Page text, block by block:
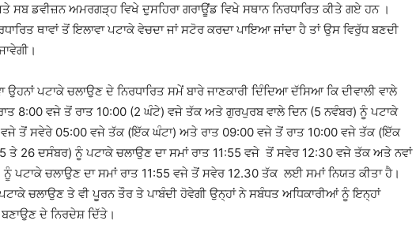
ਡਵੀਜ਼ਨ ਅਮਰਗੜ੍ਹ ਵਿਖੇ ਦੁਸਹਿਰਾ ਗਰਾਊਂਡ ਵਿਖੇ ਸਥਾਨ ਨਿਰਧਾਰਿਤ ਕੀਤੇ ਗਏ ਹਨ ।
ਥਾਵਾਂ ਤੋਂ ਇਲਾਵਾ ਪਟਾਕੇ ਵੇਚਦਾ ਜਾਂ ਸਟੋਰ ਕਰਦਾ ਪਾਇਆ ਜਾਂਦਾ ਹੈ ਤਾਂ ਉਸ ਵਿਰੁੱਧ ਬਣਦੀ
ਚਲਾਉਣ ਦੇ ਨਿਰਧਾਰਿਤ ਸਮੇਂ ਬਾਰੇ ਜਾਣਕਾਰੀ ਦਿੰਦਿਆ ਦੱਸਿਆ ਕਿ ਦੀਵਾਲੀ ਵਾਲੇ
8:00 ਵਜੇ ਤੋਂ ਰਾਤ 10:00 (2 ਘੰਟੇ) ਵਜੇ ਤੱਕ ਅਤੇ ਗੁਰਪੁਰਬ ਵਾਲੇ ਦਿਨ (5 ਨਵੰਬਰ) ਨੂੰ ਪਟਾਕੇ
ਵਜੇ ਤੋਂ ਸਵੇਰੇ 05:00 ਵਜੇ ਤੱਕ (ਇੱਕ ਘੰਟਾ) ਅਤੇ ਰਾਤ 09:00 ਵਜੇ ਤੋਂ ਰਾਤ 10:00 ਵਜੇ ਤੱਕ (ਇੱਕ
ਤੇ 26 ਦਸੰਬਰ) ਨੂੰ ਪਟਾਕੇ ਚਲਾਉਣ ਦਾ ਸਮਾਂ ਰਾਤ 11:55 ਵਜੇ ਤੋਂ ਸਵੇਰ 12:30 ਵਜੇ ਤੱਕ ਅਤੇ ਨਵਾਂ
ਪਟਾਕੇ ਚਲਾਉਣ ਦਾ ਸਮਾਂ ਰਾਤ 11:55 ਵਜੇ ਤੋਂ ਸਵੇਰ 12.30 ਤੱਕ ਲਈ ਸਮਾਂ ਨਿਯਤ ਕੀਤਾ ਹੈ।
ਚਲਾਉਣ ਤੇ ਵੀ ਪੂਰਨ ਤੌਰ ਤੇ ਪਾਬੰਦੀ ਹੋਵੇਗੀ ਉਨ੍ਹਾਂ ਨੇ ਸਬੰਧਤ ਅਧਿਕਾਰੀਆਂ ਨੂੰ ਇਨ੍ਹਾਂ
ਬਣਾਉਣ ਦੇ ਨਿਰਦੇਸ਼ ਦਿੱਤੇ।